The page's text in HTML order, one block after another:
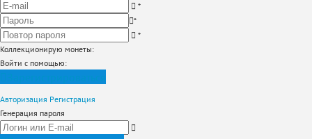
*
*
*
Коллекционирую монеты:
Войти с помощью:
Авторизация Регистрация
Генерация пароля